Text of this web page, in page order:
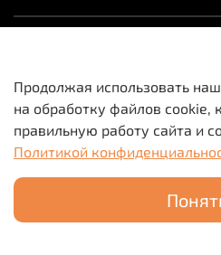
Вся информация о товарах и
исключительно
Продолжая использовать
на обработку файлов cookie,
правильную работу сайта и
Политикой